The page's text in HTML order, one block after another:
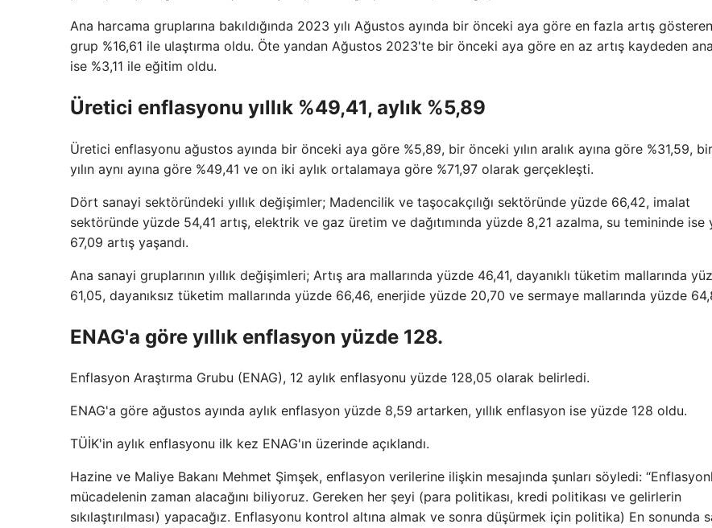
Ana harcama gruplarına bakıldığında 2023 yılı Ağustos ayında bir önceki aya göre en fazla artış
grup %16,61 ile ulaştırma oldu. Öte yandan Ağustos 2023'te bir önceki aya göre en az artış kaydeden
ise %3,11 ile eğitim oldu.
Üretici enflasyonu yıllık %49,41, aylık %5,89
Üretici enflasyonu ağustos ayında bir önceki aya göre %5,89, bir önceki yılın aralık ayına göre %31,59,
yılın aynı ayına göre %49,41 ve on iki aylık ortalamaya göre %71,97 olarak gerçekleşti.
Dört sanayi sektöründeki yıllık değişimler; Madencilik ve taşocakçılığı sektöründe yüzde 66,42, imalat
sektöründe yüzde 54,41 artış, elektrik ve gaz üretim ve dağıtımında yüzde 8,21 azalma, su temininde ise
67,09 artış yaşandı.
Ana sanayi gruplarının yıllık değişimleri; Artış ara mallarında yüzde 46,41, dayanıklı tüketim mallarında
61,05, dayanıksız tüketim mallarında yüzde 66,46, enerjide yüzde 20,70 ve sermaye mallarında yüzde
ENAG'a göre yıllık enflasyon yüzde 128.
Enflasyon Araştırma Grubu (ENAG), 12 aylık enflasyonu yüzde 128,05 olarak belirledi.
ENAG'a göre ağustos ayında aylık enflasyon yüzde 8,59 artarken, yıllık enflasyon ise yüzde 128 oldu.
TÜİK'in aylık enflasyonu ilk kez ENAG'ın üzerinde açıklandı.
Hazine ve Maliye Bakanı Mehmet Şimşek, enflasyon verilerine ilişkin mesajında ​​şunları söyledi:
mücadelenin zaman alacağını biliyoruz. Gereken her şeyi (para politikası, kredi politikası ve gelirlerin
sıkılaştırılması) yapacağız. Enflasyonu kontrol altına almak ve sonra düşürmek için politika) En sonunda